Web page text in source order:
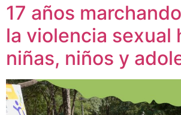
17 años
la violencia sexual
niñas, niños y